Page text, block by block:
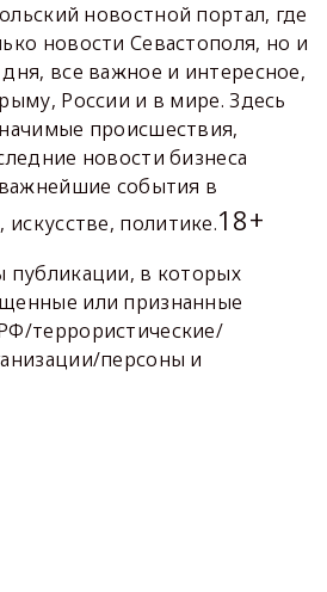
новостной портал, где
новости Севастополя, но и
все важное и интересное,
России и в мире. Здесь
происшествия,
новости бизнеса
события в
политике.18+
в которых
или признанные
террористические/
персоны и